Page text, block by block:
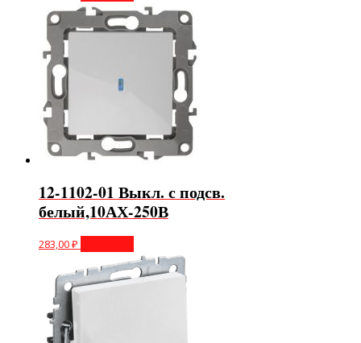
12-1102-01 Выкл. с подсв.
белый,10АХ-250В
283,00₽